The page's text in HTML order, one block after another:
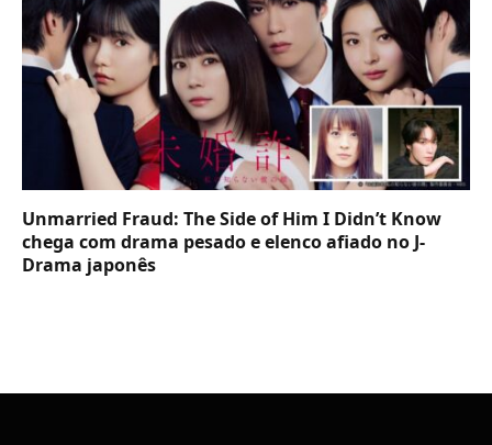
Unmarried Fraud: The Side of Him I Didn’t Know
chega com drama pesado e elenco afiado no J-
Drama japonês